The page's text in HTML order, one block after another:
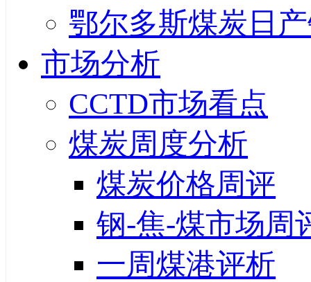
鄂尔多斯煤炭日
市场分析
CCTD市场看点
煤炭周度分析
煤炭价格周评
钢-焦-煤市场周
一周煤港评析